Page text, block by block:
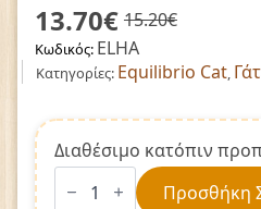
15.20€
Original
price
was:
15.20€.
13.70€
Η
τρέχουσα
τιμή
είναι:
13.70€.
Κωδικός: ELHA
Κατηγορίες: Equilibrio Cat
Διαθέσιμο κατόπιν
EQUILIBRIO
Longevity Προσθήκη